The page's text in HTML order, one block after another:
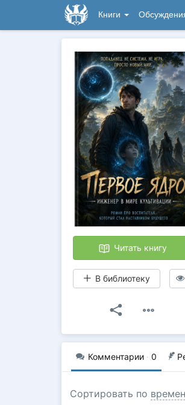
Книги
Читать книгу
В библиотеку
Комментарии · 0
Сортировать по